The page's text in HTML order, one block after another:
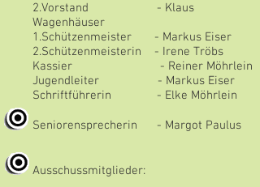
2.Vorstand - Klaus
Wagenhäuser
1.Schützenmeister - Markus Eiser
2.Schützenmeisterin - Irene Tröbs
Kassier - Reiner Möhrlein
Jugendleiter - Markus Eiser
Schriftführerin - Elke Möhrlein
Seniorensprecherin - Margot Paulus
Ausschussmitglieder: